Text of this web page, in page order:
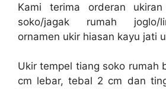
Kami terima orderan
soko/jagak rumah joglo/
ornamen ukir hiasan kayu jati
Ukir tempel tiang soko rumah
cm lebar, tebal 2 cm dan